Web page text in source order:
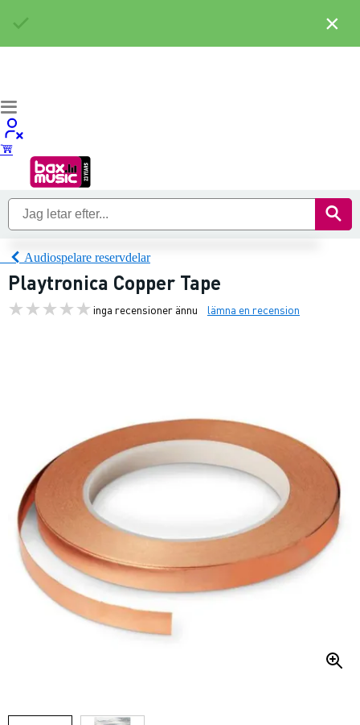
Audiospelare reservdelar
Playtronica Copper Tape
inga recensioner ännu lämna en recension
×